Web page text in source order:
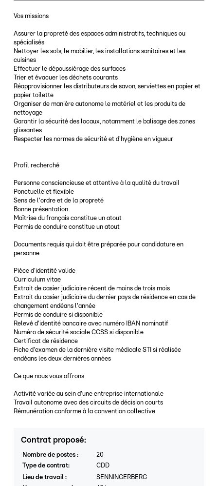
Vos missions
Assurer la propreté des espaces administratifs, techniques ou
spécialisés
Nettoyer les sols, le mobilier, les installations sanitaires et les
cuisines
Effectuer le dépoussiérage des surfaces
Trier et évacuer les déchets courants
Réapprovisionner les distributeurs de savon, serviettes en papier et
papier toilette
Organiser de manière autonome le matériel et les produits de
nettoyage
Garantir la sécurité des locaux, notamment le balisage des zones
glissantes
Respecter les normes de sécurité et d'hygiène en vigueur
Profil recherché
Personne consciencieuse et attentive à la qualité du travail
Ponctuelle et flexible
Sens de l'ordre et de la propreté
Bonne présentation
Maîtrise du français constitue un atout
Permis de conduire constitue un atout
Documents requis qui doit être préparée pour candidature en
personne
Pièce d'identité valide
Curriculum vitae
Extrait de casier judiciaire récent de moins de trois mois
Extrait du casier judiciaire du dernier pays de résidence en cas de
changement endéans l'année
Permis de conduire si disponible
Relevé d'identité bancaire avec numéro IBAN nominatif
Numéro de sécurité sociale CCSS si disponible
Certificat de résidence
Fiche d'examen de la dernière visite médicale STI si réalisée
endéans les deux dernières années
Ce que nous vous offrons
Activité variée au sein d'une entreprise internationale
Travail autonome avec des circuits de décision courts
Rémunération conforme à la convention collective
Contrat proposé:
Nombre de postes :
20
Type de contrat:
CDD
Lieu de travail :
SENNINGERBERG